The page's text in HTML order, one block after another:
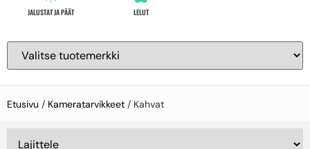
JALUSTAT JA PÄÄT LELUT
Etusivu / Kameratarvikkeet / Kahvat